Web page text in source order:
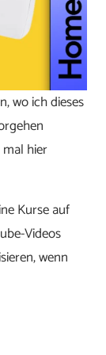
wo ich dieses
hier
Kurse auf
Videos
wenn